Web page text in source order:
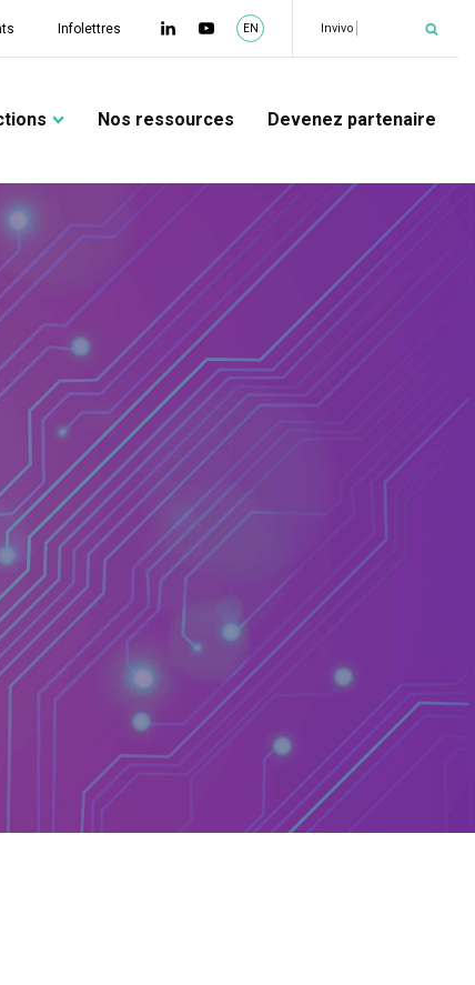
Infolettres EN Équipe
Nos ressources Devenez partenaire